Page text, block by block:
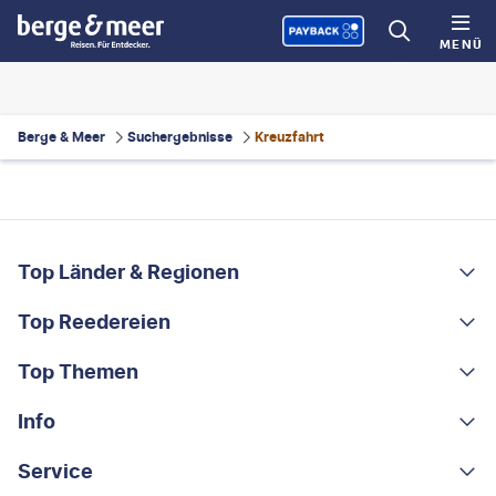
MENÜ
Berge & Meer Suchergebnisse Kreuzfahrt
Footer navigation
Top Länder & Regionen
Portugal
Albanien
Griechenland
Top Reedereien
AIDA
MSC Cruises
Costa Kreuzfahrten
Top Themen
Rundreisen
Kleingruppen-Rundreisen
Info
Über uns
Service